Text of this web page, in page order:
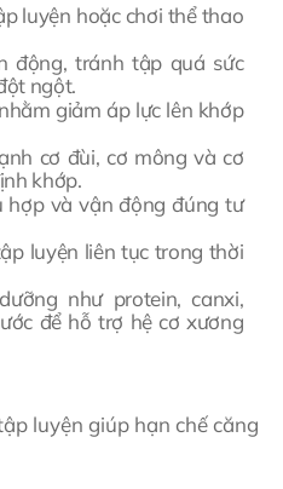
luyện hoặc chơi thể thao
động, tránh tập quá sức
ngột.
giảm áp lực lên khớp
cơ đùi, cơ mông và cơ
khớp.
hợp và vận động đúng tư
luyện liên tục trong thời
như protein, canxi,
để hỗ trợ hệ cơ xương